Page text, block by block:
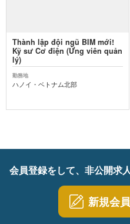
Thành lập đội ngũ BIM mới!
Kỹ sư Cơ điện (Ứng viên quản
lý)
勤務地
ハノイ・ベトナム北部
会員登録をして、非公開求
新規会